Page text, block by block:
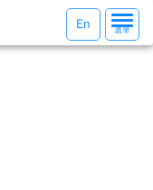
選
單
選單
En